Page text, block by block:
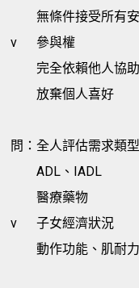
無條件接受所有
v
參與權
完全依賴他人協助
放棄個人喜好
問：全人評估需求類
ADL、IADL
醫療藥物
v
子女經濟狀況
動作功能、肌耐